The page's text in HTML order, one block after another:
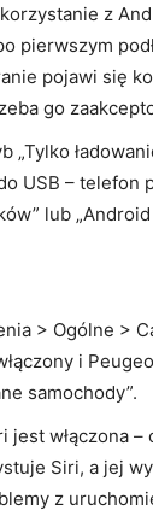
z
pierwszym
pojawi się
go
„Tylko
USB – telefon
lub „Android
> Ogólne >
i
samochody”.
jest włączona –
Siri, a jej
z